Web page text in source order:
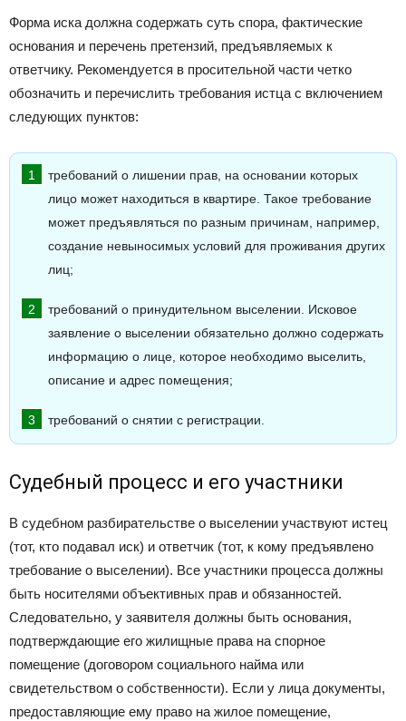
Форма иска должна содержать суть спора, фактические
основания и перечень претензий, предъявляемых к
ответчику. Рекомендуется в просительной части четко
обозначить и перечислить требования истца с включением
следующих пунктов:
требований о лишении прав, на основании которых
лицо может находиться в квартире. Такое требование
может предъявляться по разным причинам, например,
создание невыносимых условий для проживания других
лиц;
требований о принудительном выселении. Исковое
заявление о выселении обязательно должно содержать
информацию о лице, которое необходимо выселить,
описание и адрес помещения;
требований о снятии с регистрации.
Судебный процесс и его участники
В судебном разбирательстве о выселении участвуют истец
(тот, кто подавал иск) и ответчик (тот, к кому предъявлено
требование о выселении). Все участники процесса должны
быть носителями объективных прав и обязанностей.
Следовательно, у заявителя должны быть основания,
подтверждающие его жилищные права на спорное
помещение (договором социального найма или
свидетельством о собственности). Если у лица документы,
предоставляющие ему право на жилое помещение,